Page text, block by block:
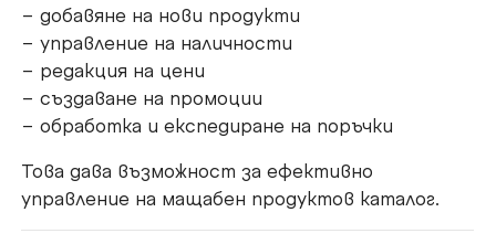
– добавяне на нови продукти
– управление на наличности
– редакция на цени
– създаване на промоции
– обработка и експедиране на поръчки
Това дава възможност за ефективно
управление на мащабен продуктов каталог.